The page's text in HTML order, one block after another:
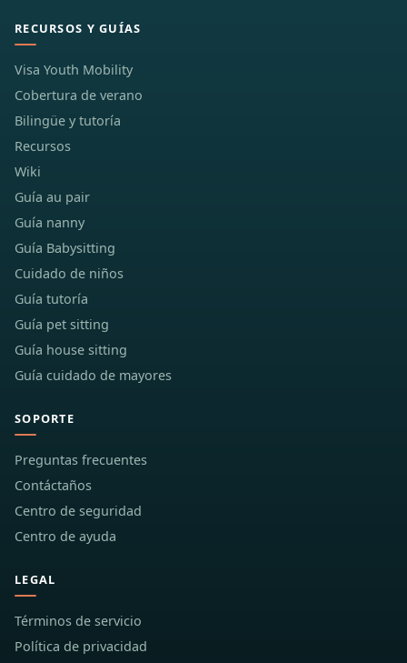
RECURSOS Y GUÍAS
Visa Youth Mobility
Cobertura de verano
Bilingüe y tutoría
Recursos
Wiki
Guía au pair
Guía nanny
Guía Babysitting
Cuidado de niños
Guía tutoría
Guía pet sitting
Guía house sitting
Guía cuidado de mayores
SOPORTE
Preguntas frecuentes
Contáctaños
Centro de seguridad
Centro de ayuda
LEGAL
Términos de servicio
Política de privacidad